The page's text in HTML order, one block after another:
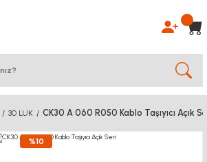
30 LUK CK30 A 060 R050 Kablo Taşıyıcı Açık
%10